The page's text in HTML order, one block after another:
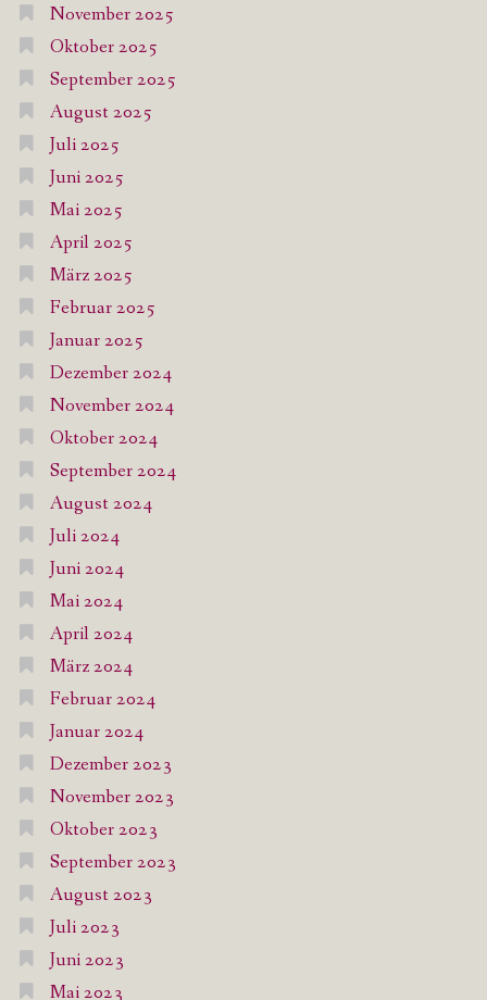
November 2025
Oktober 2025
September 2025
August 2025
Juli 2025
Juni 2025
Mai 2025
April 2025
März 2025
Februar 2025
Januar 2025
Dezember 2024
November 2024
Oktober 2024
September 2024
August 2024
Juli 2024
Juni 2024
Mai 2024
April 2024
März 2024
Februar 2024
Januar 2024
Dezember 2023
November 2023
Oktober 2023
September 2023
August 2023
Juli 2023
Juni 2023
Mai 2023